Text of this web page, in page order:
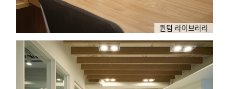
퀀텀 라이브러리